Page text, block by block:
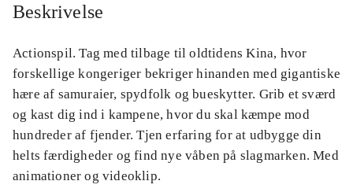
Beskrivelse
Actionspil. Tag med tilbage til oldtidens Kina, hvor
forskellige kongeriger bekriger hinanden med gigantiske
hære af samuraier, spydfolk og bueskytter. Grib et sværd
og kast dig ind i kampene, hvor du skal kæmpe mod
hundreder af fjender. Tjen erfaring for at udbygge din
helts færdigheder og find nye våben på slagmarken. Med
animationer og videoklip.